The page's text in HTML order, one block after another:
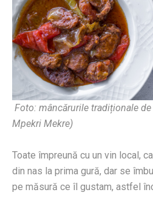
Foto: mâncărurile tradiționale
Mpekri Mekre)
Toate împreună cu un vin local,
din nas la prima gură, dar se
pe măsură ce îl gustam, astfel